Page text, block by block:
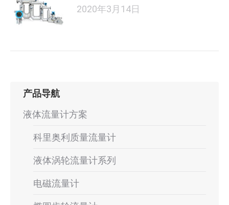
2020年3月14日
产品导航
液体流量计方案
科里奥利质量流量计
液体涡轮流量计系列
电磁流量计